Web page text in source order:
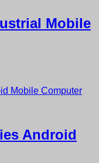
Mobile
Android